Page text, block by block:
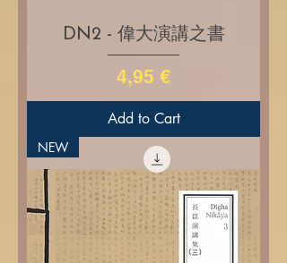
DN2 - 偉大演講之書
Price
4,95 €
Add to Cart
NEW